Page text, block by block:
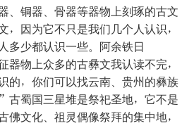
、铜器、骨器等器物上刻琢的古文
，因为它不只是我们几个人认识，
多少都认识一些。阿余铁日
物上众多的古彝文我认读不完，
的，你们可以找云南、贵州的彝族
古蜀国三星堆是祭祀圣地，它不是
佛文化、祖灵偶像祭拜的集中地，